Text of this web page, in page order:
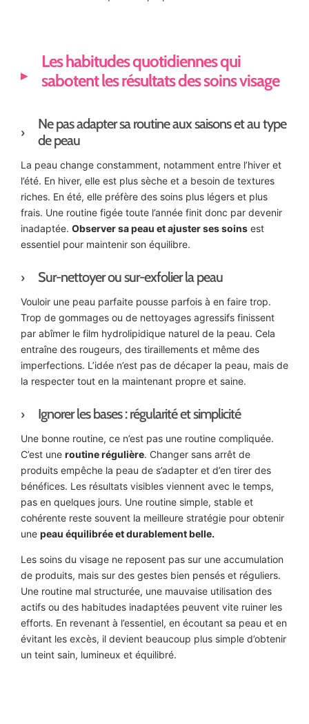
Les habitudes quotidiennes qui
sabotent les résultats des soins visage
Ne pas adapter sa routine aux saisons et au type
de peau
La peau change constamment, notamment entre l’hiver et
l’été. En hiver, elle est plus sèche et a besoin de textures
riches. En été, elle préfère des soins plus légers et plus
frais. Une routine figée toute l’année finit donc par devenir
inadaptée. Observer sa peau et ajuster ses soins est
essentiel pour maintenir son équilibre.
Sur-nettoyer ou sur-exfolier la peau
Vouloir une peau parfaite pousse parfois à en faire trop.
Trop de gommages ou de nettoyages agressifs finissent
par abîmer le film hydrolipidique naturel de la peau. Cela
entraîne des rougeurs, des tiraillements et même des
imperfections. L’idée n’est pas de décaper la peau, mais de
la respecter tout en la maintenant propre et saine.
Ignorer les bases : régularité et simplicité
Une bonne routine, ce n’est pas une routine compliquée.
C’est une routine régulière. Changer sans arrêt de
produits empêche la peau de s’adapter et d’en tirer des
bénéfices. Les résultats visibles viennent avec le temps,
pas en quelques jours. Une routine simple, stable et
cohérente reste souvent la meilleure stratégie pour obtenir
une peau équilibrée et durablement belle.
Les soins du visage ne reposent pas sur une accumulation
de produits, mais sur des gestes bien pensés et réguliers.
Une routine mal structurée, une mauvaise utilisation des
actifs ou des habitudes inadaptées peuvent vite ruiner les
efforts. En revenant à l’essentiel, en écoutant sa peau et en
évitant les excès, il devient beaucoup plus simple d’obtenir
un teint sain, lumineux et équilibré.